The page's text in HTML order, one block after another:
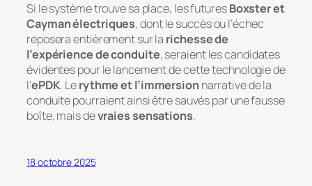
Si le système trouve sa place, les futuresBoxster et
Cayman électriques, dont le succès ou l’échec
reposera entièrement sur la richesse de
l’expérience de conduite, seraient les candidates
évidentes pour le lancement de cette technologie de
l’ePDK. Lerythme et l’immersionnarrative de la
conduite pourraient ainsi être sauvés par une fausse
boîte, mais devraies sensations.
18 octobre 2025